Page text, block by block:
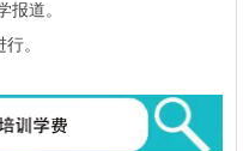
道。
。